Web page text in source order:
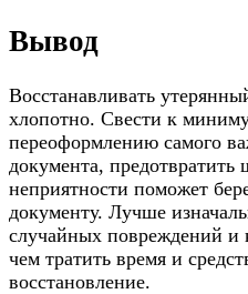
Вывод
Восстанавливать
хлопотно. Свести к
переоформлению самого
документа,
неприятности поможет
документу. Лучше
случайных повреждений и
чем тратить время и
восстановление.